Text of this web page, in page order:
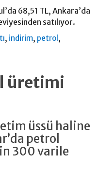
68,51 TL, Ankara’da
satılıyor.
, indirim, petrol ,
üretimi
üssü haline
petrol
300 varile